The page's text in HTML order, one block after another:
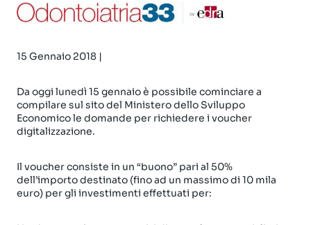
15 Gennaio 2018 |
Da oggi lunedì 15 gennaio è possibile cominciare a
compilare sul sito del Ministero dello Sviluppo
Economico le domande per richiedere i voucher
digitalizzazione.
Il voucher consiste in un “buono” pari al 50%
dell’importo destinato (fino ad un massimo di 10 mila
euro) per gli investimenti effettuati per: